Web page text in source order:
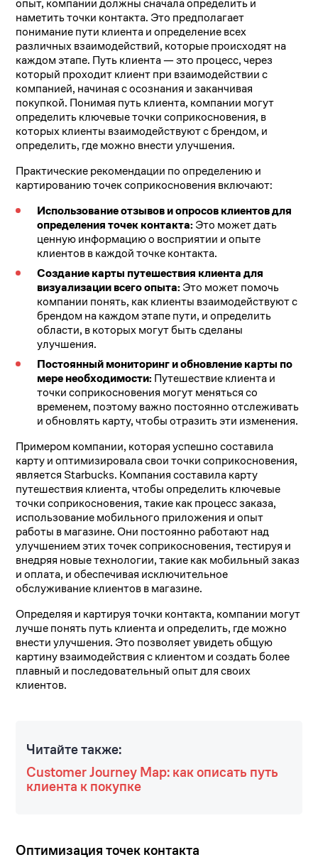
опыт, компании должны сначала определить и
наметить точки контакта. Это предполагает
понимание пути клиента и определение всех
различных взаимодействий, которые происходят на
каждом этапе. Путь клиента — это процесс, через
который проходит клиент при взаимодействии с
компанией, начиная с осознания и заканчивая
покупкой. Понимая путь клиента, компании могут
определить ключевые точки соприкосновения, в
которых клиенты взаимодействуют с брендом, и
определить, где можно внести улучшения.
Практические рекомендации по определению и
картированию точек соприкосновения включают:
Использование отзывов и опросов клиентов для
определения точек контакта: Это может дать
ценную информацию о восприятии и опыте
клиентов в каждой точке контакта.
Создание карты путешествия клиента для
визуализации всего опыта: Это может помочь
компании понять, как клиенты взаимодействуют с
брендом на каждом этапе пути, и определить
области, в которых могут быть сделаны
улучшения.
Постоянный мониторинг и обновление карты по
мере необходимости: Путешествие клиента и
точки соприкосновения могут меняться со
временем, поэтому важно постоянно отслеживать
и обновлять карту, чтобы отразить эти изменения.
Примером компании, которая успешно составила
карту и оптимизировала свои точки соприкосновения,
является Starbucks. Компания составила карту
путешествия клиента, чтобы определить ключевые
точки соприкосновения, такие как процесс заказа,
использование мобильного приложения и опыт
работы в магазине. Они постоянно работают над
улучшением этих точек соприкосновения, тестируя и
внедряя новые технологии, такие как мобильный заказ
и оплата, и обеспечивая исключительное
обслуживание клиентов в магазине.
Определяя и картируя точки контакта, компании могут
лучше понять путь клиента и определить, где можно
внести улучшения. Это позволяет увидеть общую
картину взаимодействия с клиентом и создать более
плавный и последовательный опыт для своих
клиентов.
Читайте также:
Customer Journey Map: как описать путь
клиента к покупке
Оптимизация точек контакта